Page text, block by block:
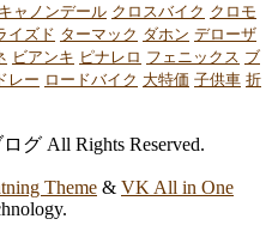
キャノンデール クロスバイク クロモ
イズド ターマック ダホン デローザ
ビアンキ ピナレロ フェニックス ブ
レー ロードバイク 大特価 子供車 折
グ All Rights Reserved.
Theme & VK All in One